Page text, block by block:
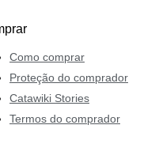
Como comprar
Proteção do comprador
Catawiki Stories
Termos do comprador